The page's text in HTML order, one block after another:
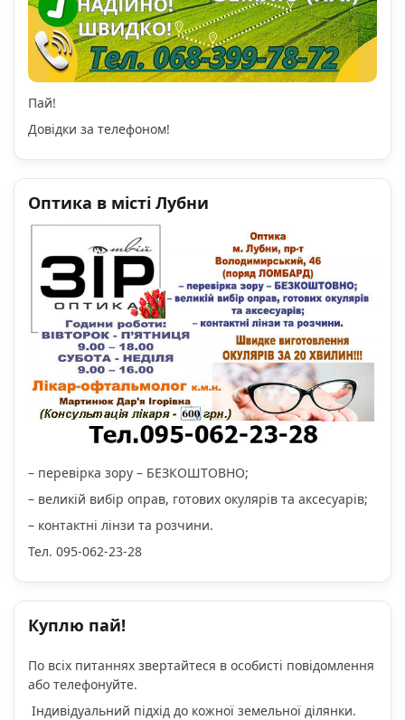
Пай!
Довідки за телефоном!
Оптика в місті Лубни
– перевірка зору – БЕЗКОШТОВНО;
– великій вибір оправ, готових окулярів та аксесуарів;
– контактні лінзи та розчини.
Тел. 095-062-23-28
Куплю пай!
По всіх питаннях звертайтеся в особисті повідомлення
або телефонуйте.
Індивідуальний підхід до кожної земельної ділянки.